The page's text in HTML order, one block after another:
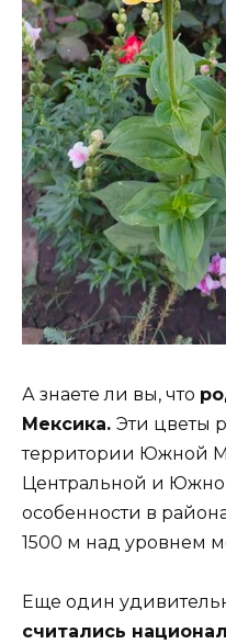
А знаете ли вы, что
Мексика. Эти цветы
территории Южной
Центральной и
особенности в
1500 м над уровнем
Еще один
считались